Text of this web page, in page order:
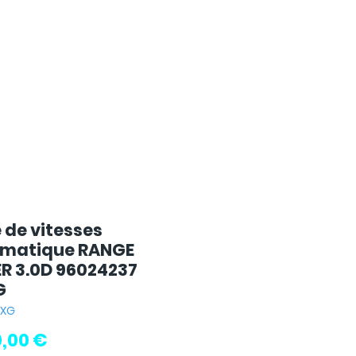
de vitesses
RANGE
3.0D 96024237
€